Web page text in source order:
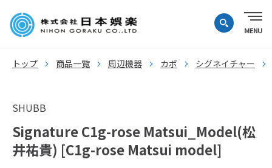
トップ 商品一覧 周辺機器 カポ シグネイチャー
SHUBB
Signature C1g-rose Matsui_Model(松
井祐貴) [C1g-rose Matsui model]